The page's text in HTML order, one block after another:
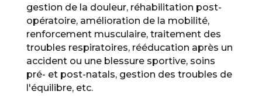
gestion de la douleur, réhabilitation post-
opératoire, amélioration de la mobilité,
renforcement musculaire, traitement des
troubles respiratoires, rééducation après un
accident ou une blessure sportive, soins
pré- et post-natals, gestion des troubles de
l'équilibre, etc.